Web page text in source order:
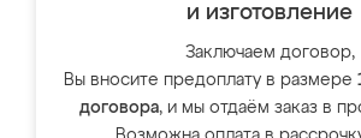
и изготовление
Заключаем договор,
Вы вносите предоплату в размере
договора, и мы отдаём заказ в